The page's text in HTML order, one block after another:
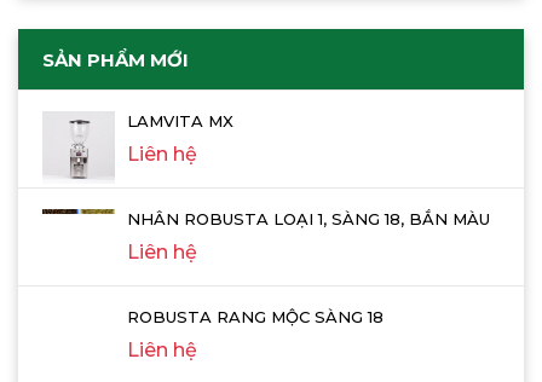
SẢN PHẨM MỚI
LAMVITA MX
Liên hệ
NHÂN ROBUSTA LOẠI 1, SÀNG 18, BẮN MÀU
Liên hệ
ROBUSTA RANG MỘC SÀNG 18
Liên hệ